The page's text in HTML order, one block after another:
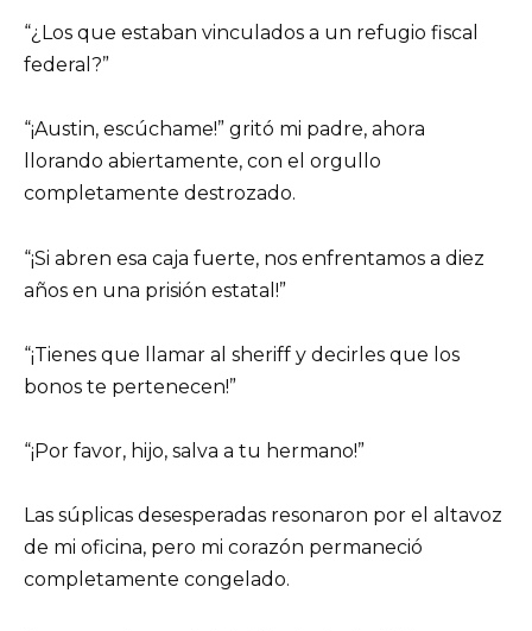
“¿Los que estaban vinculados a un refugio fiscal
federal?”
“¡Austin, escúchame!” gritó mi padre, ahora
llorando abiertamente, con el orgullo
completamente destrozado.
“¡Si abren esa caja fuerte, nos enfrentamos a diez
años en una prisión estatal!”
“¡Tienes que llamar al sheriff y decirles que los
bonos te pertenecen!”
“¡Por favor, hijo, salva a tu hermano!”
Las súplicas desesperadas resonaron por el altavoz
de mi oficina, pero mi corazón permaneció
completamente congelado.